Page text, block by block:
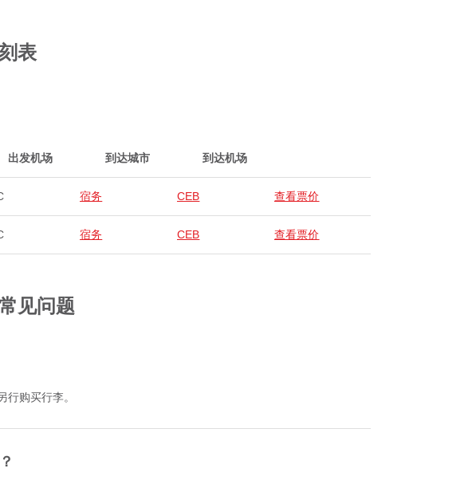
表
出发机场 到达城市 到达机场
宿务 CEB 查看票价
宿务 CEB 查看票价
见问题
行购买行李。